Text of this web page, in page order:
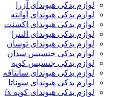
لوازم یدکی هیوندای آزرا
لوازم یدکی هیوندای آوانته
لوازم یدکی هیوندای اکسنت
لوازم یدکی هیوندای النترا
لوازم یدکی هیوندای توسان
لوازم یدکی جنسیس سدان
لوازم یدکی جنسیس کوپه
لوازم یدکی هیوندای سانتافه
لوازم یدکی هیوندای سوناتا
لوازم یدکی هیوندای کوپه fx